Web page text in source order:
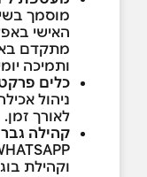
מוסמך
האישי
מתקדם
ותמיכה
כלים
ניהול
לאורך זמן.
קהילה
וקהילת